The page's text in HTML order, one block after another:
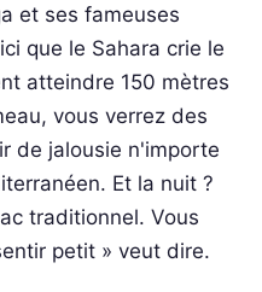
et ses fameuses
que le Sahara crie le
atteindre 150 mètres
vous verrez des
de jalousie n'importe
Et la nuit ?
traditionnel. Vous
petit » veut dire.